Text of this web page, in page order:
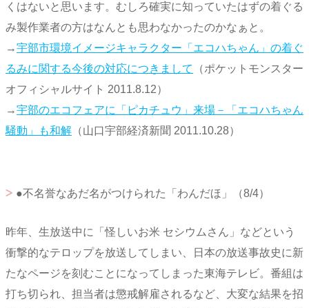
くはないと思います。むしろ確実に知っていたはずの着ぐる
み製作業者の方はなんとも思わなかったのかなぁと。
→宇部市環境イメージキャラクター「エコハちゃん」の着ぐ
るみに関する今後の対応につきまして
（ポケットモンスター
オフィシャルサイト 2011.8.12）
→宇部のエコフェアに「ピカチュウ」来場－「エコハちゃん
騒動」も和解 （山口宇部経済新聞 2011.10.28）
●不名誉なあだ名がつけられた「わんだほ」（8/4）
昨年、生放送中に「怪しいお米 セシウムさん」などという
衝撃的なテロップを放送してしまい、日本の放送事故史に新
たなページを刻むことになってしまった東海テレビ。番組は
打ち切られ、担当者は懲戒解雇されるなど、大変な結果を招